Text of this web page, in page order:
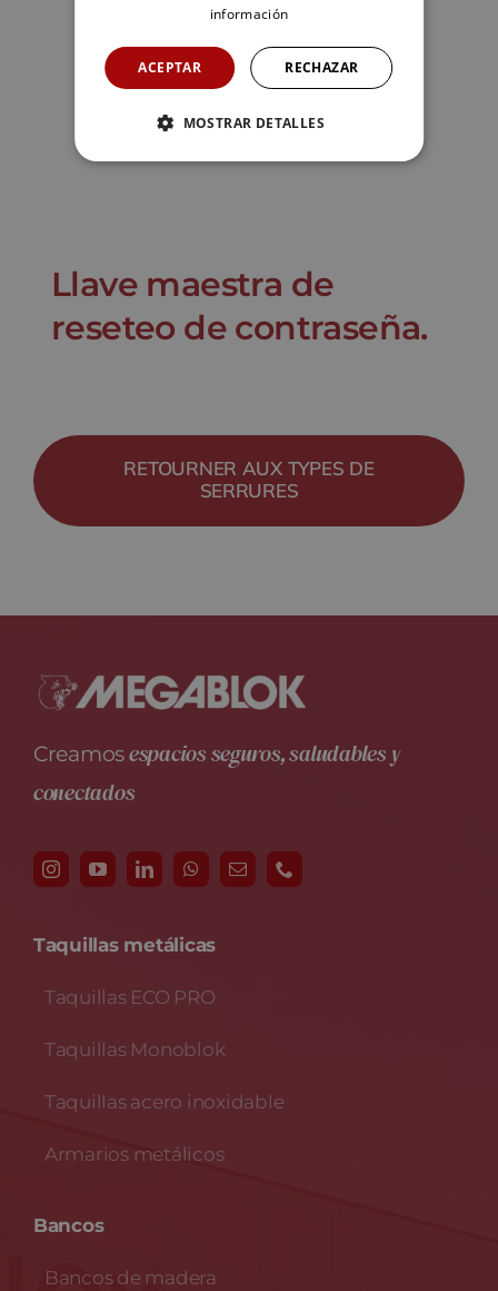
Llave maestra de
reseteo de contraseña.
RETOURNER AUX TYPES DE
SERRURES
Creamosespacios seguros, saludables y
conectados
Taquillas metálicas
Taquillas ECO PRO
Taquillas Monoblok
Taquillas acero inoxidable
Armarios metálicos
Bancos
Bancos de madera
información
ACEPTAR RECHAZAR
MOSTRAR DETALLES